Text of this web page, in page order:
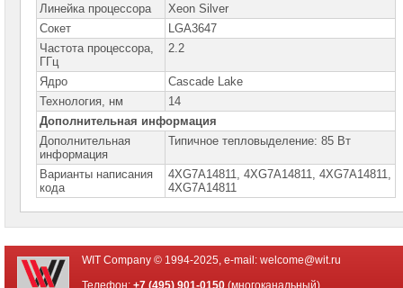
Серверы
Lenovo
ThinkSystem
в
корпусе
Tower
Серверы
Lenovo
ThinkSystem
для
монтажа
в
стойку
Процессоры
Lenovo
►
Линейка процессора
Xeon Silver
Сокет
LGA3647
Частота процессора,
ГГц
2.2
Ядро
Cascade Lake
Технология, нм
14
Дополнительная информация
Дополнительная
информация
Типичное тепловыделение: 85 Вт
Варианты написания
кода
4XG7A14811, 4XG7A14811, 4XG7А14811,
4ХG7А14811
WIT Company © 1994-2025, e-mail: welcome@wit.ru
Телефон:+7 (495) 901-0150 (многоканальный)